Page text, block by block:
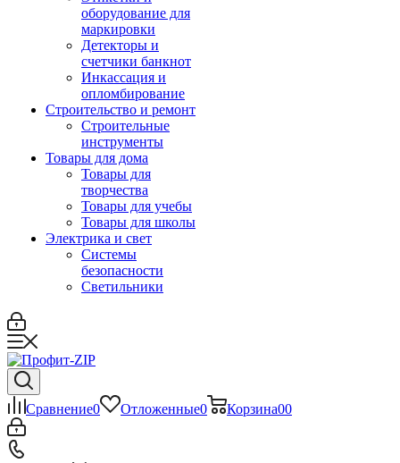
оборудование для
маркировки
Детекторы и
счетчики банкнот
Инкассация и
опломбирование
Строительство и ремонт
Строительные
инструменты
Товары для дома
Товары для
творчества
Товары для учебы
Товары для школы
Электрика и свет
Системы
безопасности
Светильники
Сравнение0 Отложенные0 Корзина00